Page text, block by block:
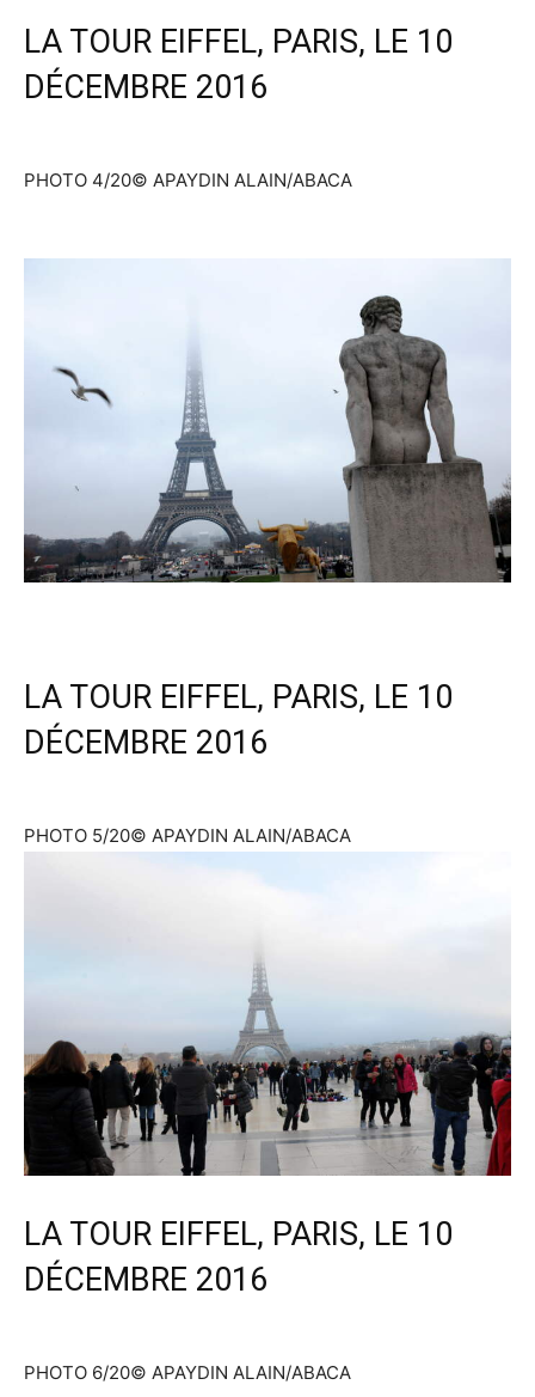
LA TOUR EIFFEL, PARIS, LE 10
DÉCEMBRE 2016
PHOTO 4/20© APAYDIN ALAIN/ABACA
LA TOUR EIFFEL, PARIS, LE 10
DÉCEMBRE 2016
PHOTO 5/20© APAYDIN ALAIN/ABACA
LA TOUR EIFFEL, PARIS, LE 10
DÉCEMBRE 2016
PHOTO 6/20© APAYDIN ALAIN/ABACA